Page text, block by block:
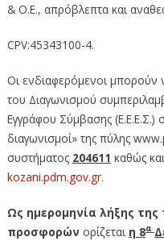
& Ο.Ε., απρόβλεπτα και
CPV:45343100-4.
Οι ενδιαφερόμενοι μπορούν
του Διαγωνισμού
Εγγράφου Σύμβασης (Ε.Ε.Ε.Σ.)
διαγωνισμοί» της πύλης
συστήματος 204611 καθώς
kozani.pdm.gov.gr.
Ως ημερομηνία λήξης
προσφορών ορίζεται η 8α